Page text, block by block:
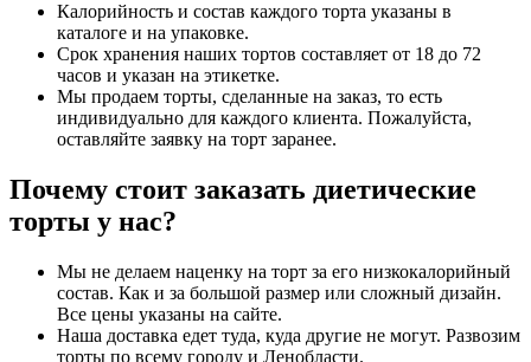
Калорийность и состав каждого торта указаны в
каталоге и на упаковке.
Срок хранения наших тортов составляет от 18 до 72
часов и указан на этикетке.
Мы продаем торты, сделанные на заказ, то есть
индивидуально для каждого клиента. Пожалуйста,
оставляйте заявку на торт заранее.
Почему стоит заказать диетические
торты у нас?
Мы не делаем наценку на торт за его низкокалорийный
состав. Как и за большой размер или сложный дизайн.
Все цены указаны на сайте.
Наша доставка едет туда, куда другие не могут. Развозим
торты по всему городу и Ленобласти.